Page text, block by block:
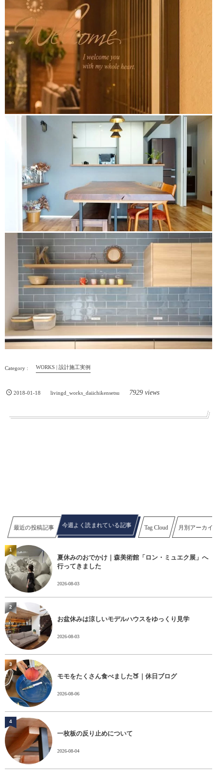
WORKS | 設計施工実例
2018-01-18 livingd_works_daiichikensetsu 7929 views
最近の投稿記事 今週よく読まれている記事 Tag Cloud 月別アーカイ
夏休みのおでかけ｜森美術館「ロン・ミュエク展」へ
行ってきました
2026-08-03
1
お盆休みは涼しいモデルハウスをゆっくり見学
2026-08-03
2
モモをたくさん食べました🍑｜休日ブログ
2026-08-06
3
一枚板の反り止めについて
2026-08-04
4